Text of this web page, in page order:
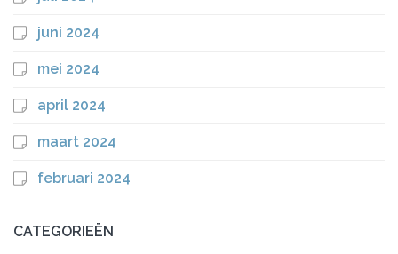
juni 2024
mei 2024
april 2024
maart 2024
februari 2024
CATEGORIEËN